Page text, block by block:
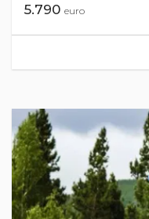
5.790 euro